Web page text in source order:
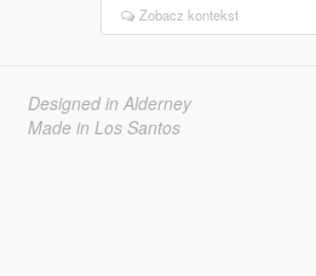
Zobacz kontekst
Designed in Alderney
Made in Los Santos